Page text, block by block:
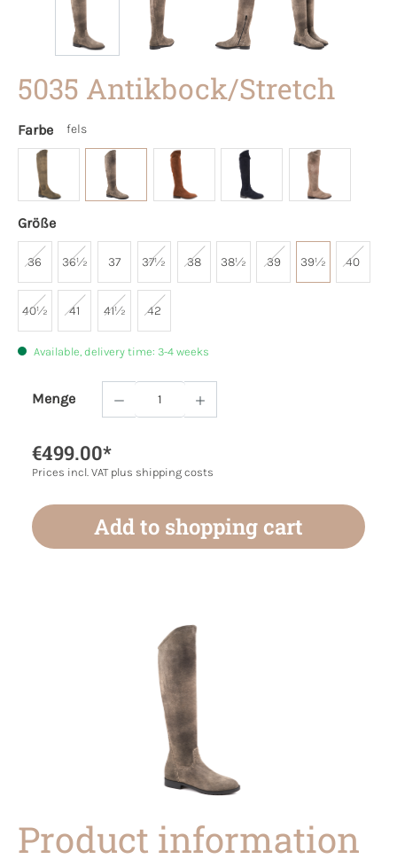
5035 Antikbock/Stretch
Farbe fels
Größe
36 36½ 37 37½ 38 38½ 39 39½ 40
40½ 41 41½ 42
Available, delivery time: 3-4 weeks
Menge
Product Quantity: Enter the desired
€499.00*
Prices incl. VAT plus shipping costs
Add to shopping cart
Product information